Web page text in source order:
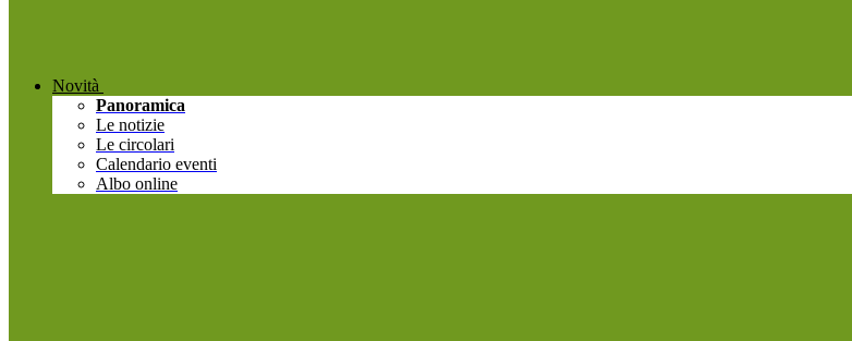
Novità
Panoramica
Le notizie
Le circolari
Calendario eventi
Albo online